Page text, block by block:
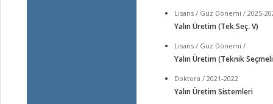
Lisans / Güz Dönemi / 2025-
Yalın Üretim (Tek.Seç. V)
Lisans / Güz Dönemi /
Yalın Üretim (Teknik
Doktora / 2021-2022
Yalın Üretim Sistemleri